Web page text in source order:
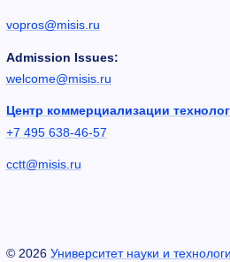
vopros@misis.ru
Admission Issues:
welcome@misis.ru
Центр коммерциализации
+7 495 638-46-57
cctt@misis.ru
© 2026 Университет науки и